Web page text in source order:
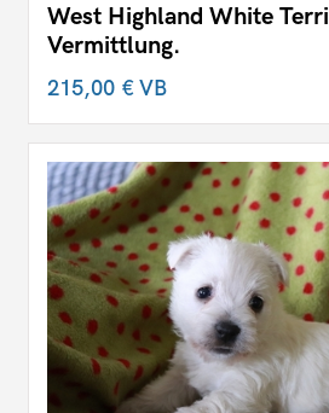
West Highland White
Vermittlung.
215,00 €VB